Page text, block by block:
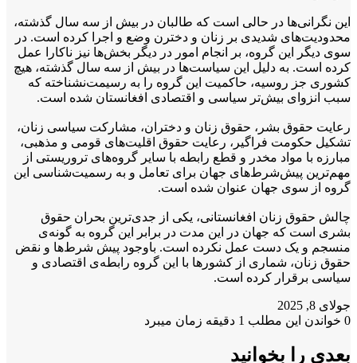
این نگرانی‌ها در حالی است که طالبان در بیش از سه سال گذشته،
محدودیت‌های شدیدی بر زنان و دخترن وضع و اجرا کرده است. در
سوی دیگر این گروه، بر انجام امور در دیگر بخش‌ها نیز ناکارا عمل
کرده است. به دلیل این سیاست‌ها در بیش از سه سال گذشته، هیچ
کشوری جز روسیه، حاکمیت این گروه را به رسیمت‌نشناخته که
سبب انزوای بیش‌تر سیاسی و اقتصادی افغانستان شده است.
رعایت حقوق بشر، حقوق زنان و دختران، مشارکت سیاسی زنان،
تشکیل حکومت فراگیر، رعایت حقوق اقلیت‌های قومی و مذهبی،
مبارزه با مواد مخدر و قطع رابطه با سایر گروه‌های تروریستی از
مهم‌ترین پیش‌شرط‌های جهان برای تعامل و به رسمیت‌شناسی این
گروه از سوی جهان عنوان شده است.
چالش حقوق زنان افغانستانی، یکی از جدی‌ترین بحران حقوق
بشری است که جهان در این مدت در برابر این گروه به گونه‌ی
منسجم و یک دست عمل نکرده است. باوجود پیش شرط‌ها و نقض
حقوق زنان، شماری از کشورها با این گروه رابطه‌ی اقتصادی و
سیاسی برقرار کرده است.
جولای 8, 2025
0 خواندن این مطلب 1 دقیقه زمان میبرد
بعدی را بخوانید